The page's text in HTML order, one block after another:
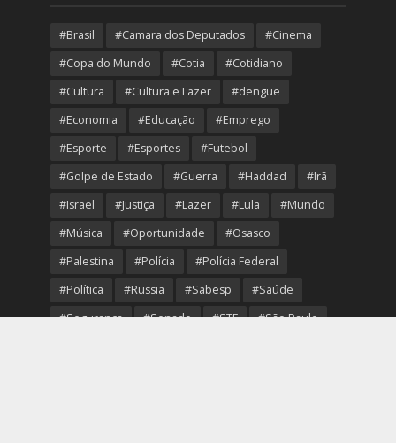
#Brasil #Camara dos Deputados
#Cinema
#Copa do Mundo
#Cotia
#Cotidiano
#Cultura
#Cultura e Lazer
#dengue
#Economia
#Educação
#Emprego
#Esporte
#Esportes
#Futebol
#Golpe de Estado
#Guerra #Haddad
#Irã
#Israel
#Justiça #Lazer #Lula
#Mundo
#Música
#Oportunidade
#Osasco
#Palestina
#Polícia
#Polícia Federal
#Política
#Russia #Sabesp
#Saúde
#Segurança
#Senado #STF
#São Paulo